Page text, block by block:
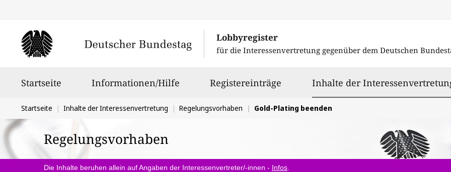
Lobbyregister
für die Interessenvertretung gegenüber dem Deutschen
Startseite Informationen/Hilfe Registereinträge Inhalte der
Sie
befinden
sich
hier:
Startseite Inhalte der Interessenvertretung Regelungsvorhaben Gold-Plating beenden
Regelungsvorhaben
Die Inhalte beruhen allein auf Angaben der Interessenvertreter/-innen - Infos